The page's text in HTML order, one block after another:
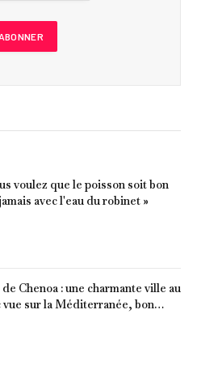
voulez que le poisson soit bon
avec l'eau du robinet »
Chenoa : une charmante ville au
sur la Méditerranée, bon